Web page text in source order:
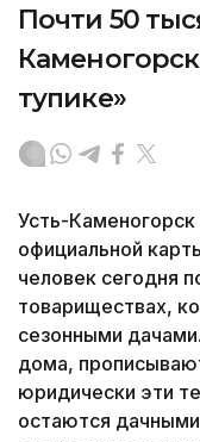
Почти 50
тупике»
Усть-
официальной
человек сегодня
товариществах,
сезонными
дома,
юридически эти
остаются